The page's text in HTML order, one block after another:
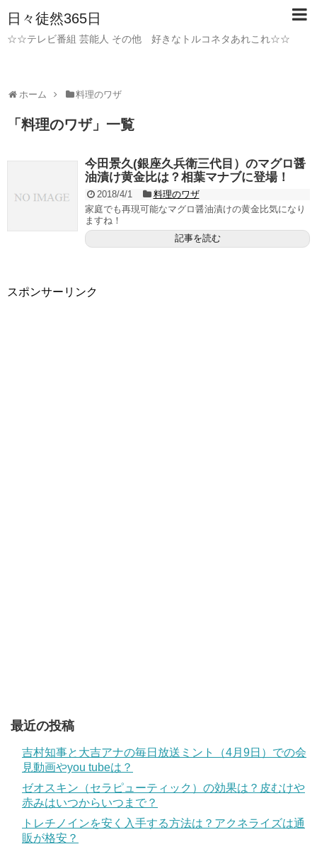
日々徒然365日
☆☆テレビ番組 芸能人 その他 好きなトルコネタあれこれ☆☆
ホーム 料理のワザ
「 料理のワザ」 一覧
今田景久(銀座久兵衛三代目）のマグロ醤
油漬け黄金比は？相葉マナブに登場！
2018/4/1
料理のワザ
家庭でも再現可能なマグロ醤油漬けの黄金比気になり
ますね！
記事を読む
スポンサーリンク
最近の投稿
吉村知事と大吉アナの毎日放送ミント（4月9日）での会
見動画やyou tubeは？
ゼオスキン（セラピューティック）の効果は？皮むけや
赤みはいつからいつまで？
トレチノインを安く入手する方法は？アクネライズは通
販が格安？